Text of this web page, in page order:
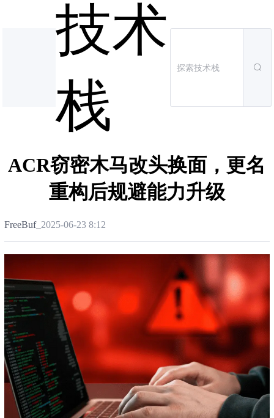
技术
栈
ACR窃密木马改头换面，更名
重构后规避能力升级
FreeBuf_ 2025-06-23 8:12